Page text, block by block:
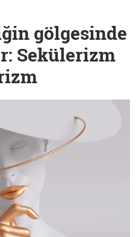
gölgesinde
Sekülerizm